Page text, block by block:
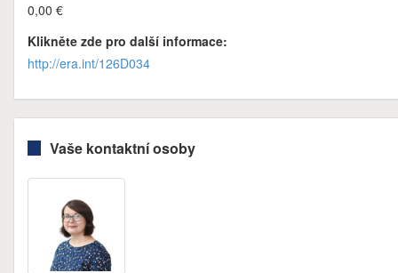
0,00 €
Klikněte zde pro další informace:
http://era.int/126D034
Vaše kontaktní osoby